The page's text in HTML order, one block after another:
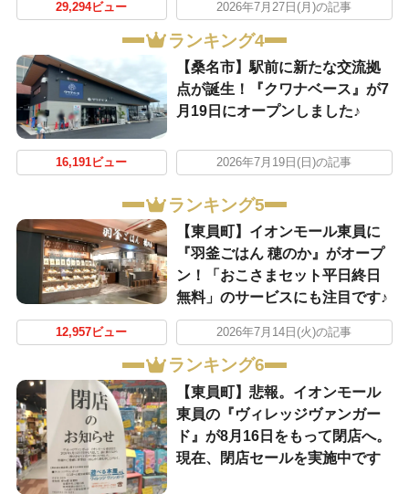
29,294ビュー 2026年7月27日(月)の記事
ランキング4
【桑名市】駅前に新たな交流拠
点が誕生！『クワナベース』が7
月19日にオープンしました♪
16,191ビュー 2026年7月19日(日)の記事
ランキング5
【東員町】イオンモール東員に
『羽釜ごはん 穂のか』がオープ
ン！「おこさまセット平日終日
無料」のサービスにも注目です♪
12,957ビュー 2026年7月14日(火)の記事
ランキング6
【東員町】悲報。イオンモール
東員の『ヴィレッジヴァンガー
ド』が8月16日をもって閉店へ。
現在、閉店セールを実施中です